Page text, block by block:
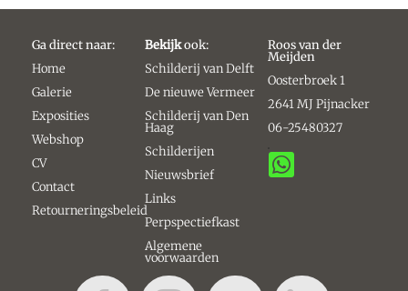
Ga direct naar:
Home
Galerie
Exposities
Webshop
CV
Contact
Retourneringsbeleid
Bekijkook:
Schilderij van Delft
De nieuwe Vermeer
Schilderij van Den
Haag
Schilderijen
Nieuwsbrief
Links
Perpspectiefkast
Algemene
voorwaarden
Roos van der
Meijden
Oosterbroek 1
2641 MJ Pijnacker
06-25480327